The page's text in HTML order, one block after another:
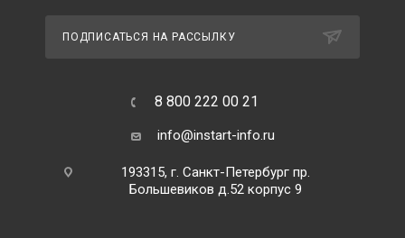
ПОДПИСАТЬСЯ НА РАССЫЛКУ
8 800 222 00 21
info@instart-info.ru
193315, г. Санкт-Петербург пр.
Большевиков д.52 корпус 9